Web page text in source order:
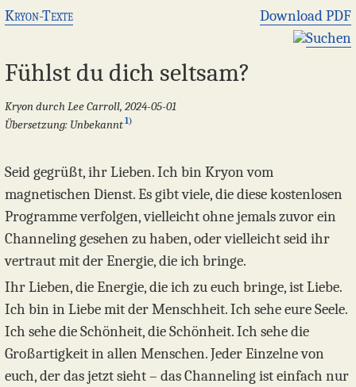
Kryon-Texte
Download PDF
Suchen
Fühlst du dich seltsam?
Kryon durch Lee Carroll, 2024-05-01
Übersetzung: Unbekannt1)
Seid gegrüßt, ihr Lieben. Ich bin Kryon vom
magnetischen Dienst. Es gibt viele, die diese kostenlosen
Programme verfolgen, vielleicht ohne jemals zuvor ein
Channeling gesehen zu haben, oder vielleicht seid ihr
vertraut mit der Energie, die ich bringe.
Ihr Lieben, die Energie, die ich zu euch bringe, ist Liebe.
Ich bin in Liebe mit der Menschheit. Ich sehe eure Seele.
Ich sehe die Schönheit, die Schönheit. Ich sehe die
Großartigkeit in allen Menschen. Jeder Einzelne von
euch, der das jetzt sieht – das Channeling ist einfach nur